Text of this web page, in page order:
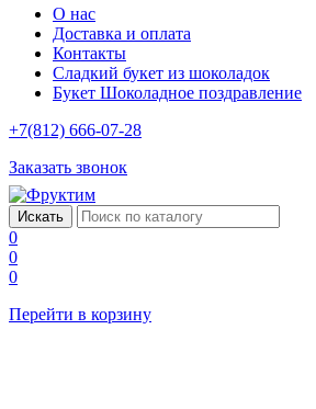
О нас
Доставка и оплата
Контакты
Сладкий букет из шоколадок
Букет Шоколадное поздравление
+7(812) 666-07-28
Заказать звонок
0
0
0
Перейти в корзину